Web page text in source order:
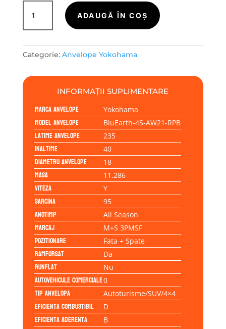
Cantitate
Yokohama
BLUEARTH-
AW21-
235/40R18
95Y
ADAUGĂ ÎN COȘ
Categorie: Anvelope Yokohama
INFORMAȚII SUPLIMENTARE
Marca anvelope Yokohama
Model anvelope BluEarth-4S-AW21-RPB
Latime anvelope 235
Inaltime 40
Diametru anvelope 18
Masa 11.286
Viteza Y
Sarcina 95
Anotimp All Season
Marcaj M+S 3PMSF
Pozitionare Fata + Spate
Ramforsat Da
Runflat Nu
Autovehicule comerciale0
Tip anvelopa Autoturisme/SUV/4×4
Eficienta Combustibil D
Eficienta Aderenta B